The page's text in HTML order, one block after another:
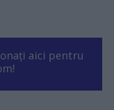
aici pentru